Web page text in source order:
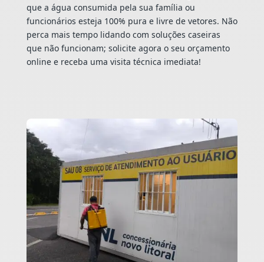
que a água consumida pela sua família ou
funcionários esteja 100% pura e livre de vetores. Não
perca mais tempo lidando com soluções caseiras
que não funcionam; solicite agora o seu orçamento
online e receba uma visita técnica imediata!